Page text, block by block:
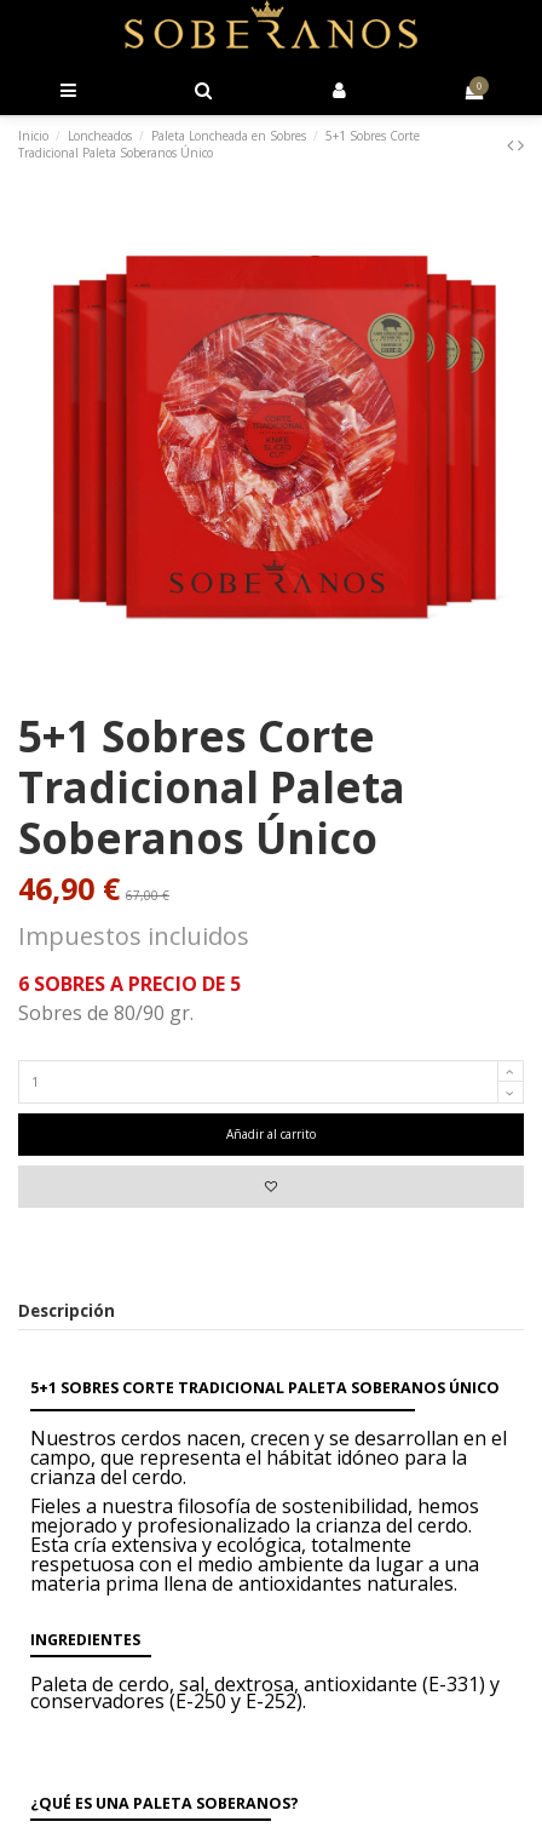
0
Inicio Loncheados Paleta Loncheada en Sobres
5+1 Sobres Corte
Tradicional Paleta Soberanos Único
5+1 Sobres Corte
Tradicional Paleta
Soberanos Único
46,90 € 67,00 €
Impuestos incluidos
6 SOBRES A PRECIO DE 5
Sobres de 80/90 gr.
Añadir al carrito
Descripción
5+1 SOBRES CORTE TRADICIONAL PALETA SOBERANOS ÚNICO
Nuestros cerdos nacen, crecen y se desarrollan en el
campo, que representa el hábitat idóneo para la
crianza del cerdo.
Fieles a nuestra filosofía de sostenibilidad, hemos
mejorado y profesionalizado la crianza del cerdo.
Esta cría extensiva y ecológica, totalmente
respetuosa con el medio ambiente da lugara una
materia prima llena de antioxidantes naturales.
INGREDIENTES
Paleta de cerdo, sal, dextrosa, antioxidante (E-331) y
conservadores (E-250 y E-252).
¿QUÉ ES UNA PALETA SOBERANOS?